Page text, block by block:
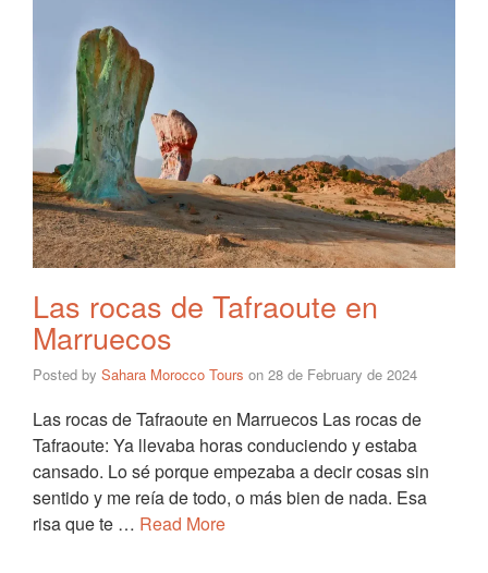
Las rocas de Tafraoute en
Marruecos
Posted by Sahara Morocco Tours on 28 de February de 2024
Las rocas de Tafraoute en Marruecos Las rocas de
Tafraoute: Ya llevaba horas conduciendo y estaba
cansado. Lo sé porque empezaba a decir cosas sin
sentido y me reía de todo, o más bien de nada. Esa
risa que te … Read More